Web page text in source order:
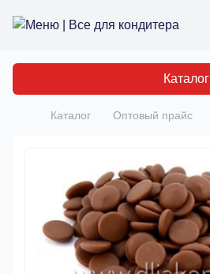
Все для кондитера
Каталог
Главная
Каталог Оптовый прайс